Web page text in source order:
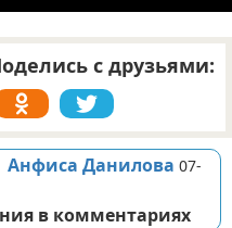
с друзьями:
Анфиса Данилова 07-
в комментариях